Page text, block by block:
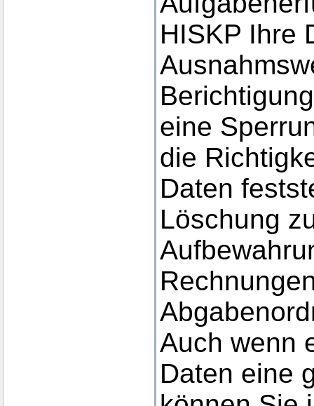
HISKP Ihre
eine
die
Daten
Löschung
Auch wenn
Daten eine